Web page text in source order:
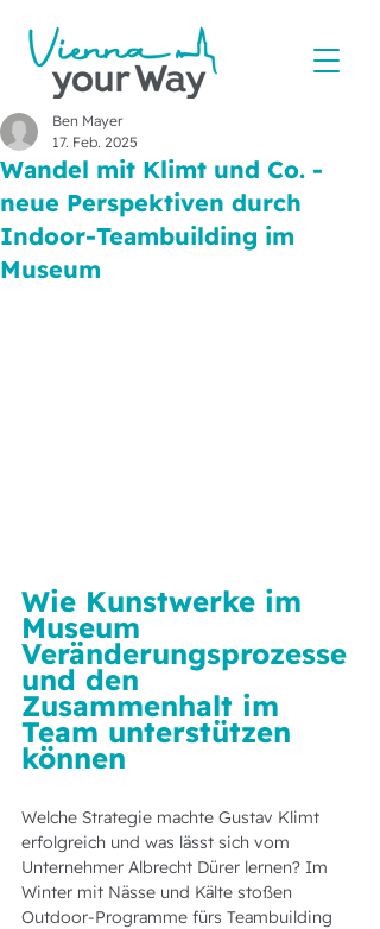
Wandel mit Klimt und Co. -
neue Perspektiven durch
Indoor-Teambuilding im
Museum
Ben Mayer
17. Feb. 2025
Wie Kunstwerke im
Museum
Veränderungsprozesse
und den
Zusammenhalt im
Team unterstützen
können
Welche Strategie machte Gustav Klimt
erfolgreich und was lässt sich vom
Unternehmer Albrecht Dürer lernen? Im
Winter mit Nässe und Kälte stoßen
Outdoor-Programme fürs Teambuilding